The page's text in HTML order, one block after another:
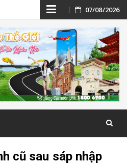
Skip
to
content
07/08/2026
cũ sau sáp nhập